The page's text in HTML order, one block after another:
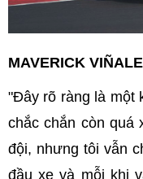
MAVERICK
"Đây rõ ràng là một
chắc chắn còn quá
đội, nhưng tôi vẫn
đầu xe và mỗi khi